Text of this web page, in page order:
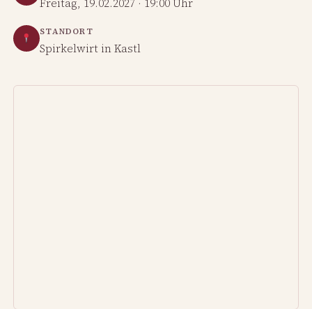
Freitag, 19.02.2027 · 19:00 Uhr
STANDORT
Spirkelwirt in Kastl